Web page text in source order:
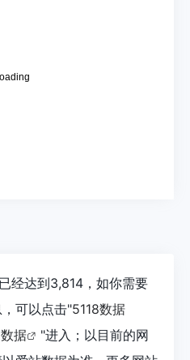
经达到3,814，如你需要
可以点击"5118数据
据
"进入；以目前的网